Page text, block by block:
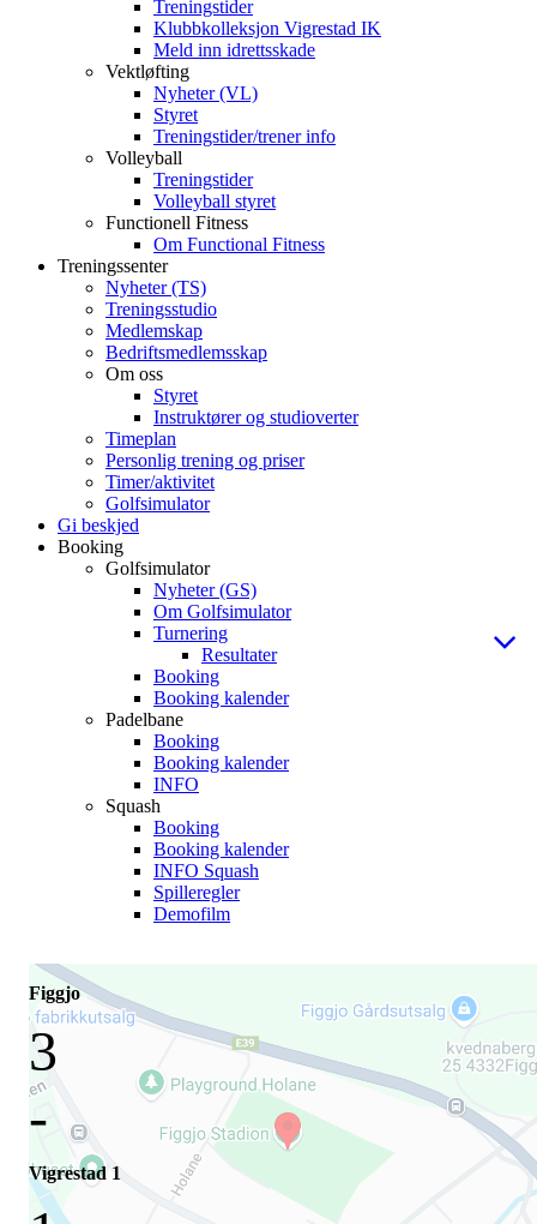
Treningstider
Klubbkolleksjon Vigrestad IK
Meld inn idrettsskade
Vektløfting
Nyheter (VL)
Styret
Treningstider/trener info
Volleyball
Treningstider
Volleyball styret
Functionell Fitness
Om Functional Fitness
Treningssenter
Nyheter (TS)
Treningsstudio
Medlemskap
Bedriftsmedlemsskap
Om oss
Styret
Instruktører og studioverter
Timeplan
Personlig trening og priser
Timer/aktivitet
Golfsimulator
Gi beskjed
Booking
Golfsimulator
Nyheter (GS)
Om Golfsimulator
Turnering
Resultater
Booking
Booking kalender
Padelbane
Booking
Booking kalender
INFO
Squash
Booking
Booking kalender
INFO Squash
Spilleregler
Demofilm
Figgjo
3
-
Vigrestad 1